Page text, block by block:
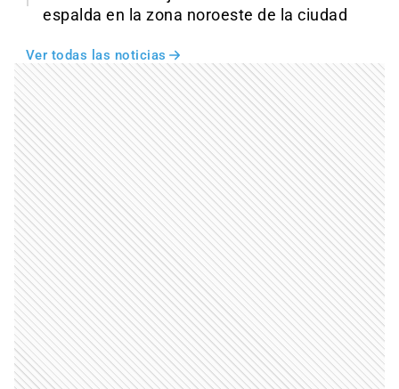
espalda en la zona noroeste de la ciudad
Ver todas las noticias